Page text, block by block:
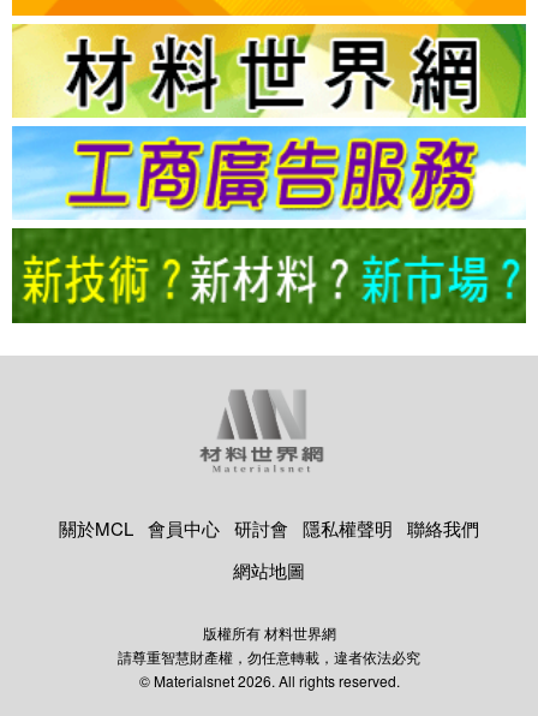
關於MCL 會員中心 研討會 隱私權聲明
聯絡我們
網站地圖
版權所有 材料世界網
請尊重智慧財產權，勿任意轉載，違者依法必究
© Materialsnet 2026. All rights reserved.